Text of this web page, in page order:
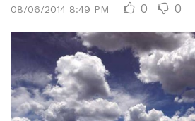
08/06/2014 8:49 PM 0 0